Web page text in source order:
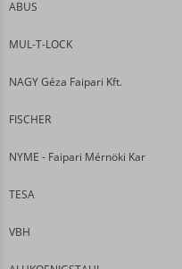
ABUS
MUL-T-LOCK
NAGY Géza Faipari Kft.
FISCHER
NYME - Faipari Mérnöki Kar
TESA
VBH